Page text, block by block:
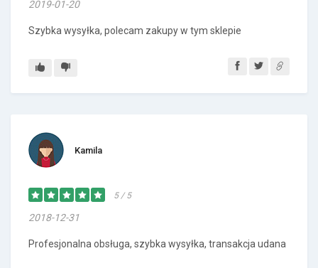
2019-01-20
Szybka wysyłka, polecam zakupy w tym sklepie
Kamila
5 / 5
2018-12-31
Profesjonalna obsługa, szybka wysyłka, transakcja udana